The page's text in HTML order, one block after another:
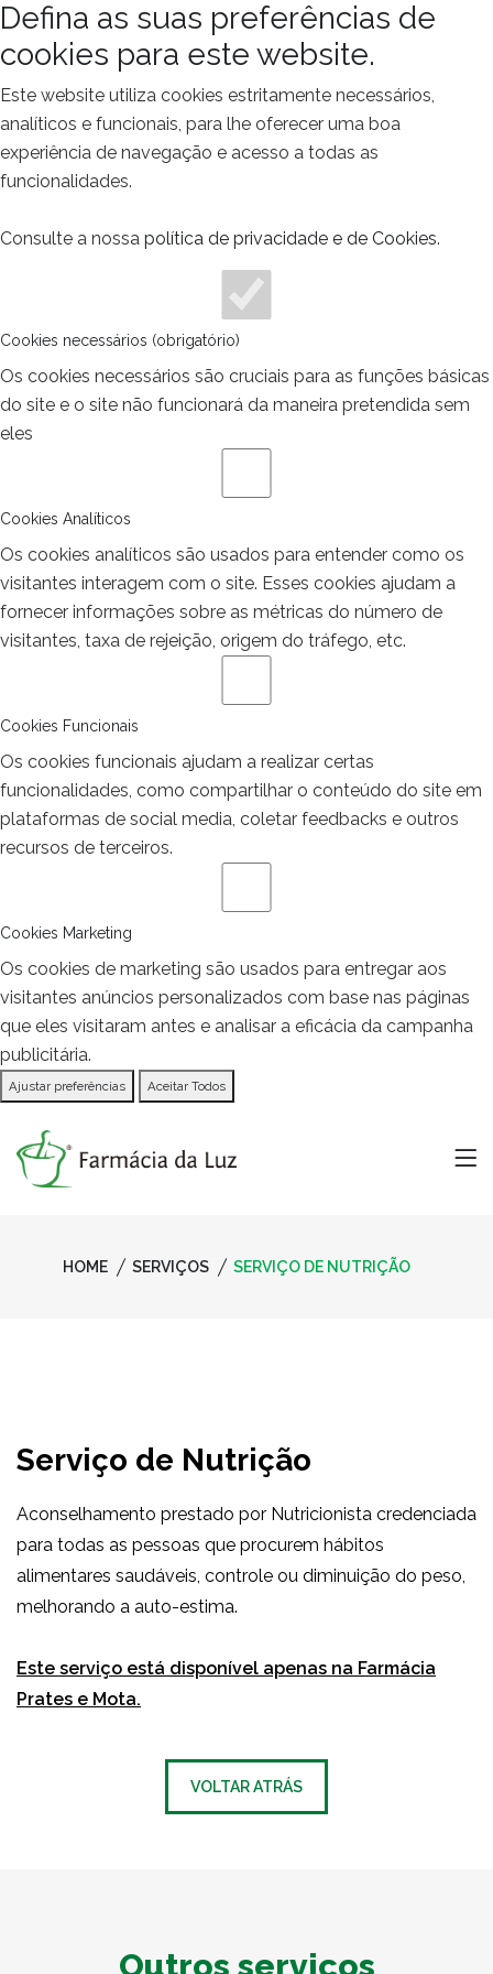
Defina as suas preferências de
cookies para este website.
Este website utiliza cookies estritamente necessários,
analíticos e funcionais, para lhe oferecer uma boa
experiência de navegação e acesso a todas as
funcionalidades.
Consulte a nossa política de privacidade e de Cookies.
Cookies necessários (obrigatório)
Os cookies necessários são cruciais para as funções básicas
do site e o site não funcionará da maneira pretendida sem
eles
Cookies Analíticos
Os cookies analíticos são usados para entender como os
visitantes interagem com o site. Esses cookies ajudam a
fornecer informações sobre as métricas do número de
visitantes, taxa de rejeição, origem do tráfego, etc.
Cookies Funcionais
Os cookies funcionais ajudam a realizar certas
funcionalidades, como compartilhar o conteúdo do site em
plataformas de social media, coletar feedbacks e outros
recursos de terceiros.
Cookies Marketing
Os cookies de marketing são usados para entregar aos
visitantes anúncios personalizados com base nas páginas
que eles visitaram antes e analisar a eficácia da campanha
publicitária.
Ajustar preferências Aceitar Todos
HOME SERVIÇOS SERVIÇO DE NUTRIÇÃO
Serviço de Nutrição
Aconselhamento prestado por Nutricionista credenciada
para todas as pessoas que procurem hábitos
alimentares saudáveis, controle ou diminuição do peso,
melhorando a auto-estima.
Este serviço está disponível apenas na Farmácia
Prates e Mota.
VOLTAR ATRÁS
Outros serviços